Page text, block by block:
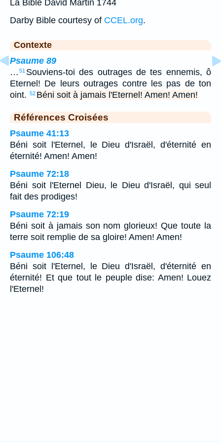
La Bible David Martin 1744
Darby Bible courtesy of CCEL.org.
Contexte
Psaume 89
… 51 Souviens-toi des outrages de tes ennemis, ô
Eternel! De leurs outrages contre les pas de ton
oint. 52 Béni soit à jamais l'Eternel! Amen! Amen!
Références Croisées
Psaume 41:13
Béni soit l'Eternel, le Dieu d'Israël, d'éternité en
éternité! Amen! Amen!
Psaume 72:18
Béni soit l'Eternel Dieu, le Dieu d'Israël, qui seul
fait des prodiges!
Psaume 72:19
Béni soit à jamais son nom glorieux! Que toute la
terre soit remplie de sa gloire! Amen! Amen!
Psaume 106:48
Béni soit l'Eternel, le Dieu d'Israël, d'éternité en
éternité! Et que tout le peuple dise: Amen! Louez
l'Eternel!